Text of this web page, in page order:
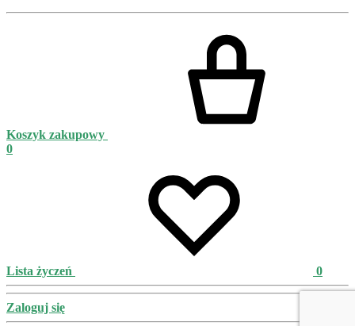
Koszyk zakupowy
0
Lista życzeń 0
Zaloguj się